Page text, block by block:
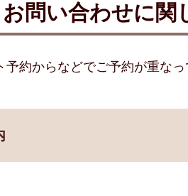
問い合わせに関
予約からなどでご予約が重な